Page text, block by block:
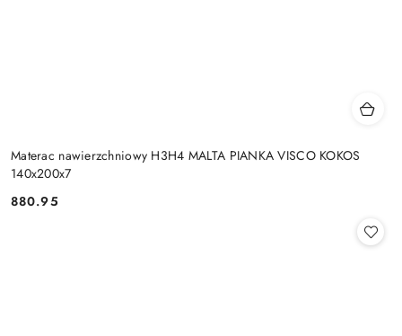
Materac nawierzchniowy H3H4 MALTA PIANKA VISCO KOKOS
140x200x7
Cena:
880.95